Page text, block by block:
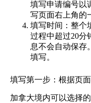
填写申请编号以
写页面右上角的
填写时间：整个
过程中超过20分
息不会自动保存
填写。
填写第一步：根据页
加拿大境内可以选择